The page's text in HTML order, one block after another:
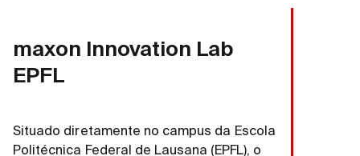
maxon Innovation Lab
EPFL
Situado diretamente no campus da Escola
Politécnica Federal de Lausana (EPFL), o